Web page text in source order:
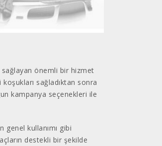
önemli bir hizmet
sağladıktan sonra
kampanya seçenekleri ile
kullanımı gibi
destekli bir şekilde